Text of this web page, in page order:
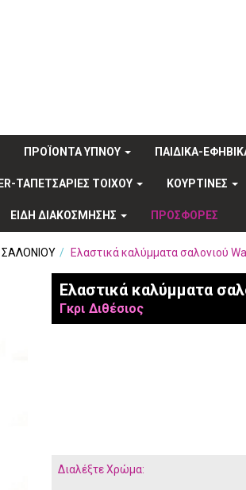
ΠΡΟΪΟΝΤΑ ΥΠΝΟΥ ΠΑΙΔΙΚΑ-
ΤΑΠΕΤΣΑΡΙΕΣ ΤΟΙΧΟΥ ΚΟΥΡΤΙΝΕΣ
ΕΙΔΗ ΔΙΑΚΟΣΜΗΣΗΣ ΠΡΟΣΦΟΡΕΣ
Ελαστικά καλύμματα σαλονιού
Ελαστικά καλύμματα
Γκρι Διθέσιος
ΔιαλέξτεΧρώμα: